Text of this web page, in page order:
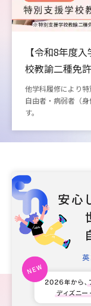
【令和8年度
校教諭二種免
他学科履修により
自由者・病弱者（
す。